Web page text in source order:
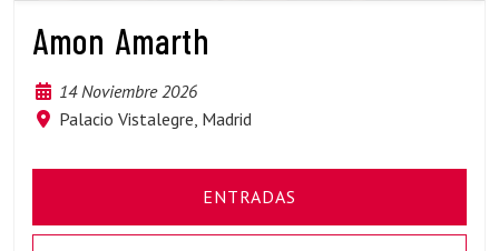
Amon Amarth
14 Noviembre 2026
Palacio Vistalegre, Madrid
ENTRADAS